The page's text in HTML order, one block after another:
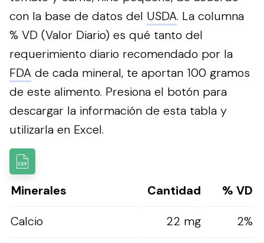
con la base de datos del USDA. La columna
% VD (Valor Diario) es qué tanto del
requerimiento diario recomendado por la
FDA de cada mineral, te aportan 100 gramos
de este alimento. Presiona el botón para
descargar la información de esta tabla y
utilizarla en Excel.
Minerales Cantidad
% VD
Calcio
22 mg
2%